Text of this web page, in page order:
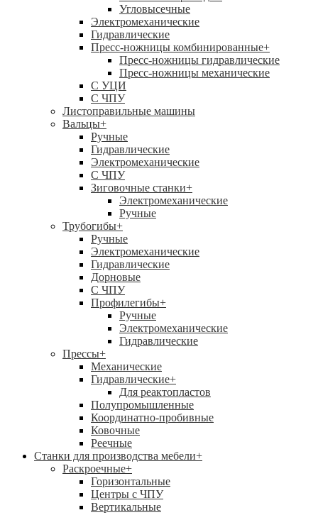
Угловысечные
Электромеханические
Гидравлические
Пресс-ножницы комбинированные+
Пресс-ножницы гидравлические
Пресс-ножницы механические
С УЦИ
С ЧПУ
Листоправильные машины
Вальцы+
Ручные
Гидравлические
Электромеханические
С ЧПУ
Зиговочные станки+
Электромеханические
Ручные
Трубогибы+
Ручные
Электромеханические
Гидравлические
Дорновые
С ЧПУ
Профилегибы+
Ручные
Электромеханические
Гидравлические
Прессы+
Механические
Гидравлические+
Для реактопластов
Полупромышленные
Координатно-пробивные
Ковочные
Реечные
Станки для производства мебели+
Раскроечные+
Горизонтальные
Центры с ЧПУ
Вертикальные